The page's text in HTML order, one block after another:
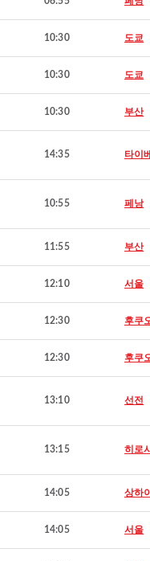
10:30 도쿄
10:30 도쿄
10:30 부산
14:35 타이
10:55 페낭
11:55 부산
12:10 서울
12:30 후쿠
12:30 후쿠
13:10 선전
13:15 히로
14:05 상하
14:05 서울